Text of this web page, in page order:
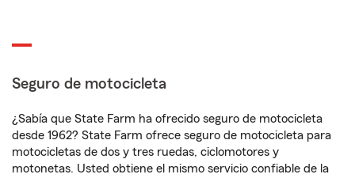
Seguro de motocicleta
¿Sabía que State Farm ha ofrecido seguro de motocicleta
desde 1962? State Farm ofrece seguro de motocicleta para
motocicletas de dos y tres ruedas, ciclomotores y
motonetas. Usted obtiene el mismo servicio confiable de la